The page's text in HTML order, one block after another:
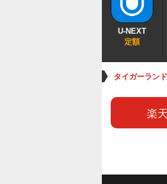
U-NEXT
定額
タイガーランド
楽